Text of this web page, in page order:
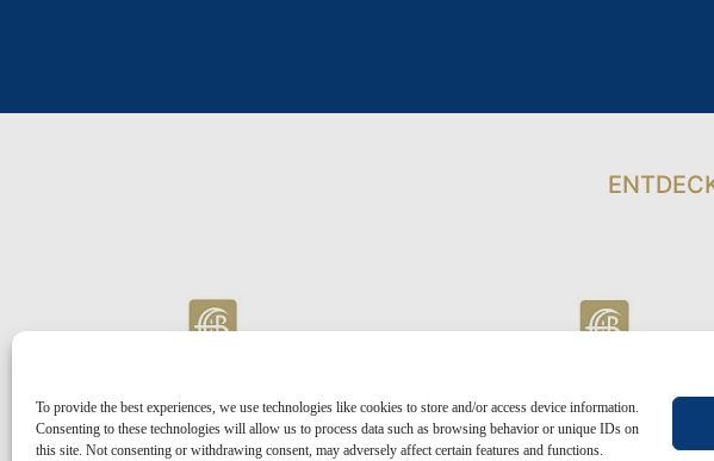
To provide the best experiences, we use technologies like cookies to store and/or access device information.
Consenting to these technologies will allow us to process data such as browsing behavior or unique IDs on
this site. Not consenting or withdrawing consent, may adversely affect certain features and functions.